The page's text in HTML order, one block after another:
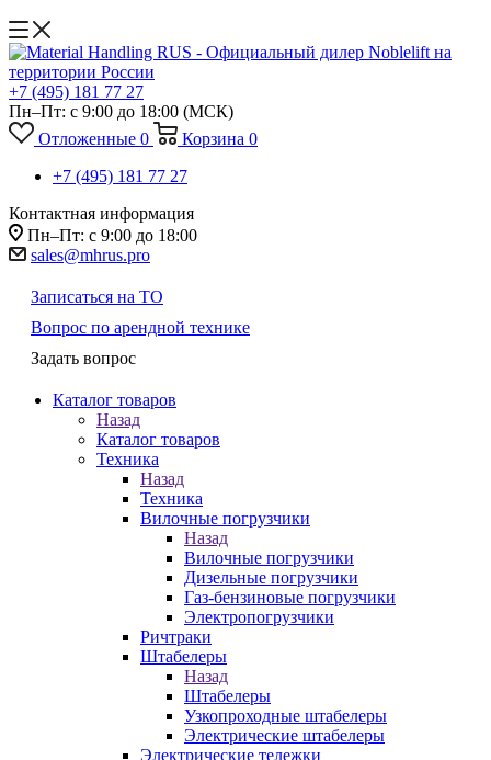
+7 (495) 181 77 27
Пн–Пт: с 9:00 до 18:00 (МСК)
Отложенные 0 Корзина 0
+7 (495) 181 77 27
Контактная информация
Пн–Пт: с 9:00 до 18:00
sales@mhrus.pro
Записаться на ТО
Вопрос по арендной технике
Задать вопрос
Каталог товаров
Назад
Каталог товаров
Техника
Назад
Техника
Вилочные погрузчики
Назад
Вилочные погрузчики
Дизельные погрузчики
Газ-бензиновые погрузчики
Электропогрузчики
Ричтраки
Штабелеры
Назад
Штабелеры
Узкопроходные штабелеры
Электрические штабелеры
Электрические тележки